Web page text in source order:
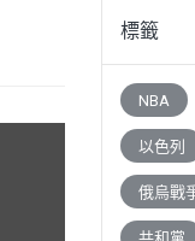
標籤
NBA
以色列
俄烏戰